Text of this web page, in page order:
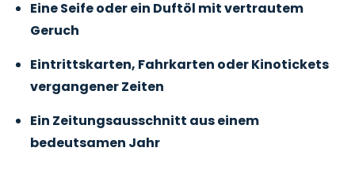
Eine Seife oder ein Duftöl mit vertrautem
Geruch
Eintrittskarten, Fahrkarten oder Kinotickets
vergangener Zeiten
Ein Zeitungsausschnitt aus einem
bedeutsamen Jahr